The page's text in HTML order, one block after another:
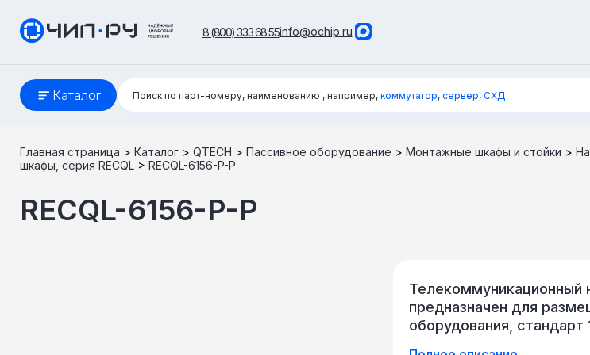
8 (800) 333 68 55info@ochip.ru
Каталог
Поиск:
Поиск по парт-номеру, наименованию , например, коммутатор, сервер, СХД
Главная страница > Каталог > QTECH > Пассивное оборудование > Монтажные шкафы и стойки >
шкафы, серия RECQL > RECQL-6156-P-P
RECQL-6156-P-P
Телекоммуникационный
предназначен для
оборудования,